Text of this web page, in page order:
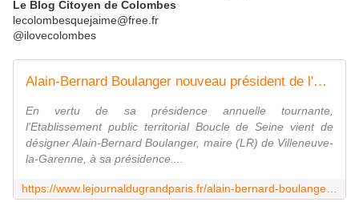
Le Blog Citoyen de Colombes
lecolombesquejaime@free.fr
@ilovecolombes
Alain-Bernard Boulanger nouveau président de l'EPT Boucle nord de Seine
En vertu de sa présidence annuelle tournante,
l'Etablissement public territorial Boucle de Seine vient de
désigner Alain-Bernard Boulanger, maire (LR) de Villeneuve-
la-Garenne, à sa présidence....